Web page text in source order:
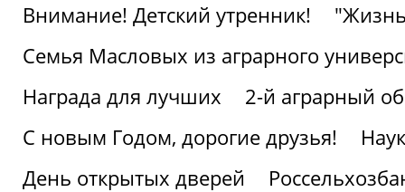
Внимание! Детский утренник!
Семья Масловых из аграрного
Награда для лучших
2-й аграрный
С новым Годом, дорогие друзья!
День открытых дверей